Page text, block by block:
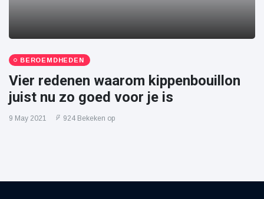
BEROEMDHEDEN
Vier redenen waarom kippenbouillon
juist nu zo goed voor je is
9 May 2021 924 Bekeken op